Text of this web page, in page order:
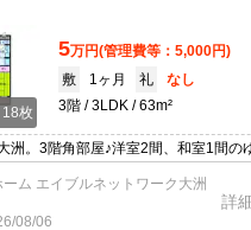
枚
5万円(管理費等：5,000円)
敷
1ヶ月 礼
なし
3階
3LDK 63m²
洲。3階角部屋♪洋室2間、和室1間の
積りなどお気軽にお問い合わせくだ
ム エイブルネットワーク大洲
08/06
詳